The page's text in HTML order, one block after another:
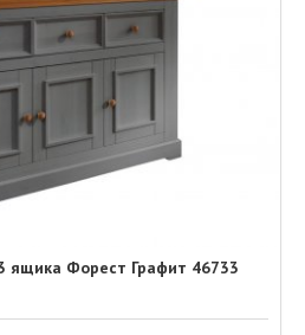
ящика Форест Графит 46733